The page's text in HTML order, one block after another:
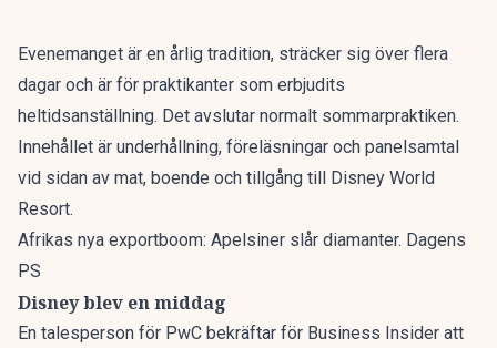
Evenemanget är en årlig tradition, sträcker sig över flera
dagar och är för praktikanter som erbjudits
heltidsanställning. Det avslutar normalt sommarpraktiken.
Innehållet är underhållning, föreläsningar och panelsamtal
vid sidan av mat, boende och tillgång till Disney World
Resort.
Afrikas nya exportboom: Apelsiner slår diamanter. Dagens
PS
Disney blev en middag
En talesperson för PwC bekräftar för Business Insider att